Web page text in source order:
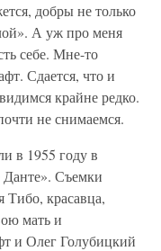
добры не только
А уж про меня
себе. Мне-то
Сдается, что и
крайне редко.
не снимаемся.
в 1955 году в
Данте». Съемки
красавца,
мать и
и Олег Голубицкий